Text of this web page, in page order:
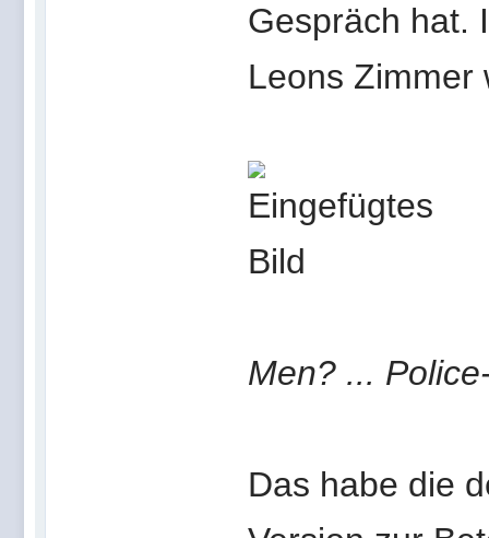
Gespräch hat.
Leons Zimmer
Men? ...
Das habe die